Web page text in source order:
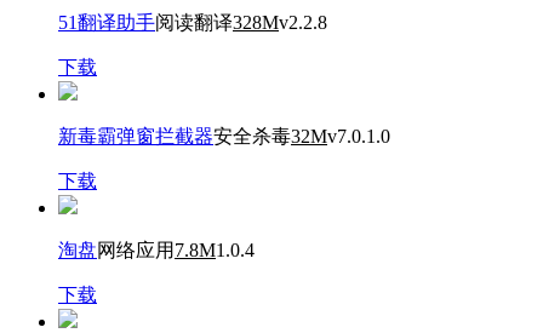
51翻译助手阅读翻译328Mv2.2.8
下载
新毒霸弹窗拦截器安全杀毒32Mv7.0.1.0
下载
淘盘网络应用 7.8M1.0.4
下载